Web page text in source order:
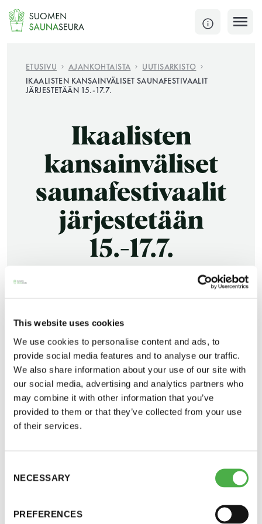
This website uses cookies
We use cookies to personalise content and ads, to
provide social media features and to analyse our traffic.
We also share information about your use of our site with
our social media, advertising and analytics partners who
may combine it with other information that you’ve
provided to them or that they’ve collected from your use
of their services.
Selection
NECESSARY
PREFERENCES
Siirry
sisältöön
SULJE
Jokaisen kuun 1. lauantai on jaettu ja jokaisen kuun
KATSO TARKEMMAT AUKIOLOAJAT
JÄSENSIVUT
Saunatalo on avoinna
myös helatorstaina
-Naisten päivät ovat maanantai ja
ETUSIVU AJANKOHTAISTA
UUTISARKISTO
IKAALISTEN KANSAINVÄLISET SAUNAFESTIVAALIT
JÄRJESTETÄÄN 15.-17.7.
Ikaalisten
kansainväliset
saunafestivaalit
järjestetään
15.-17.7.
02.06.2016
JAA:
Saunaseura Löylynlyöjät ry järjestää 21.
kansainväliset saunafestivaalit 15. -17.7.2016
Ikaalisten kylpylässä. Katso lisätietoja festivaalien